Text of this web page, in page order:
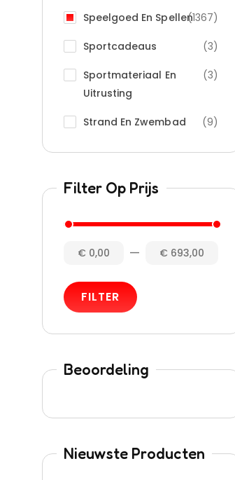
Speelgoed En Spellen(1367)
Sportcadeaus (3)
Sportmateriaal En
Uitrusting
(3)
Strand En Zwembad (9)
Filter Op Prijs
€ 0,00 — € 693,00
FILTER
Beoordeling
Nieuwste Producten